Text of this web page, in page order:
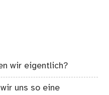
wir eigentlich?
uns so eine